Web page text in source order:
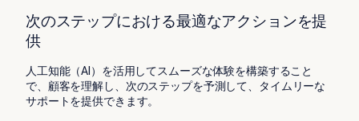
次のステップにおける最適なアクションを提
供
人工知能（AI）を活用してスムーズな体験を構築すること
で、顧客を理解し、次のステップを予測して、タイムリーな
サポートを提供できます。